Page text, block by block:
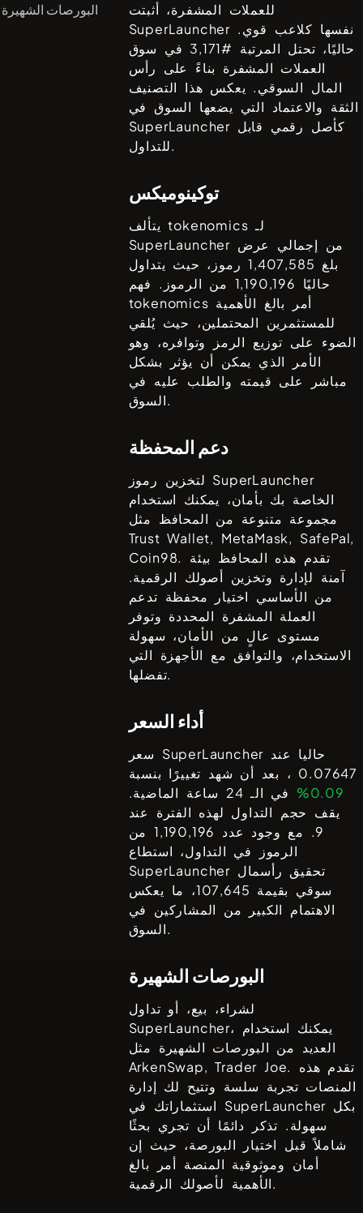
البورصات الشهيرة
للعملات المشفرة، أثبتت
SuperLauncher
حاليًا، تحتل المرتبة #3,171 في سوق
العملات المشفرة بناءً على رأس
المال السوقي. يعكس هذا التصنيف
الثقة والاعتماد التي يضعها السوق في
SuperLauncher
للتداول.
توكينوميكس
يتألف tokenomics لـ
SuperLauncher
بلغ 1,407,585رموز، حيث يتداول
حاليًا 1,190,196 من الرموز. فهم
tokenomics أمر بالغ الأهمية
للمستثمرين المحتملين، حيث يُلقي
الضوء على توزيع الرمز وتوافره، وهو
الأمر الذي يمكن أن يؤثر بشكل
مباشر على قيمته والطلب عليه في
السوق.
دعم المحفظة
SuperLauncher
الخاصة بك بأمان، يمكنك استخدام
مجموعة متنوعة من المحافظ مثل
Trust Wallet, MetaMask, SafePal,
Coin98. تقدم هذه المحافظ بيئة
آمنة لإدارة وتخزين أصولك الرقمية.
من الأساسي اختيار محفظة تدعم
العملة المشفرة المحددة وتوفر
مستوى عالٍ من الأمان، سهولة
الاستخدام، والتوافق مع الأجهزة التي
تفضلها.
أداء السعر
SuperLauncher حاليا عند
0.07647 ، بعد أن شهد تغييرًا بنسبة
0.09%
في الـ 24 ساعة الماضية.
يقف حجم التداول لهذه الفترة عند
9. مع وجود عدد 1,190,196 من
الرموز في التداول، استطاع
SuperLauncher
سوقي بقيمة 107,645، ما يعكس
الاهتمام الكبير من المشاركين في
السوق.
البورصات الشهيرة
لشراء، بيع، أو تداول
SuperLauncher، يمكنك استخدام
العديد من البورصات الشهيرة مثل
ArkenSwap, Trader Joe. تقدم هذه
المنصات تجربة سلسة وتتيح لك إدارة
SuperLauncher
سهولة. تذكر دائمًا أن تجري بحثًا
شاملاً قبل اختيار البورصة، حيث إن
أمان وموثوقية المنصة أمر بالغ
الأهمية لأصولك الرقمية.